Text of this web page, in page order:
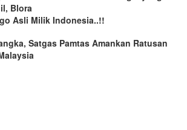
Blora
Asli Milik Indonesia..!!
Satgas Pamtas Amankan Ratusan